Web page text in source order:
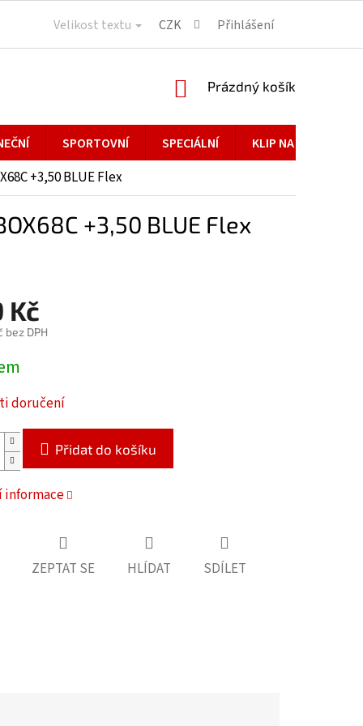
Velikost textu CZK Přihlášení
NÁKUPNÍ
Prázdný košík
SPORTOVNÍ SPECIÁLNÍ KLIP NA BRÝLE
+3,50 BLUE Flex
+3,50 BLUE Flex
Kč
bez DPH
doručení
Přidat do košíku
ZEPTAT SE HLÍDAT SDÍLET